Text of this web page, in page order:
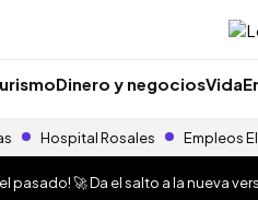
Dinero y negociosVida
Hospital Rosales Empleos
pasado! 🚀 Da el salto a la nueva